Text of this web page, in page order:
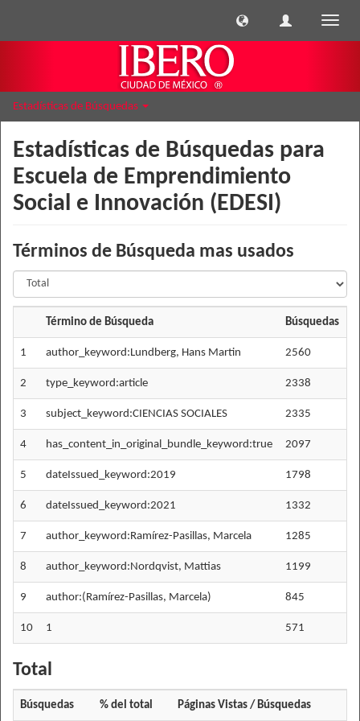
Estadísticas de Búsquedas
Estadísticas de Búsquedas para
Escuela de Emprendimiento
Social e Innovación (EDESI)
Términos de Búsqueda mas usados
Término de Búsqueda Búsquedas
1 author_keyword:Lundberg, Hans Martin 2560
2 type_keyword:article 2338
3 subject_keyword:CIENCIAS SOCIALES 2335
4 has_content_in_original_bundle_keyword:true 2097
5 dateIssued_keyword:2019 1798
6 dateIssued_keyword:2021 1332
7 author_keyword:Ramírez-Pasillas, Marcela 1285
8 author_keyword:Nordqvist, Mattias 1199
9 author:(Ramírez-Pasillas, Marcela) 845
10 1 571
Total
Búsquedas % del total Páginas Vistas / Búsquedas